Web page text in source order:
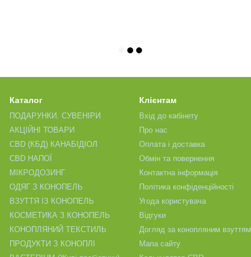
Каталог
ПОДАРУНКИ. СУВЕНІРИ
АКЦІЙНІ ТОВАРИ
CBD (КБД) КАНАБІДІОЛ
CBD НАПОЇ
МІКРОДОЗИНГ
ОДЯГ З КОНОПЕЛЬ
ВЗУТТЯ ІЗ КОНОПЕЛЬ
КОСМЕТИКА З КОНОПЕЛЬ
КОНОПЛЯНИЙ ТЕКСТИЛЬ
ПРОДУКТИ З КОНОПЛІ
Клієнтам
Вхід до кабінету
Про нас
Оплата і доставка
Обмін та повернення
Контактна інформація
Політика конфіденційності
Угода користувача
Відгуки
Догляд за конопляним взуттям
Мапа сайту